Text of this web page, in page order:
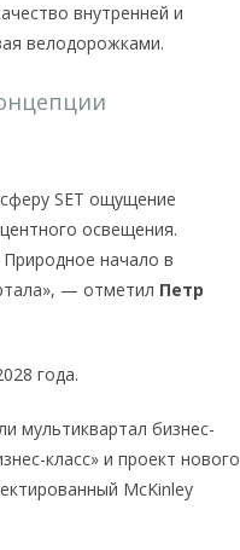
внутренней и
велодорожками.
SET ощущение
освещения.
начало в
— отметил Петр
года.
мультиквартал бизнес-
класс» и проект нового
McKinley